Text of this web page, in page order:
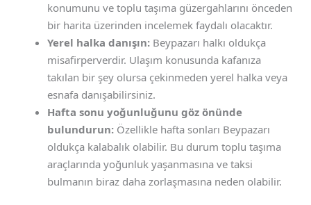
konumunu ve toplu taşıma güzergahlarını önceden
bir harita üzerinden incelemek faydalı olacaktır.
Yerel halka danışın: Beypazarı halkı oldukça
misafirperverdir. Ulaşım konusunda kafanıza
takılan bir şey olursa çekinmeden yerel halka veya
esnafa danışabilirsiniz.
Hafta sonu yoğunluğunu göz önünde
bulundurun: Özellikle hafta sonları Beypazarı
oldukça kalabalık olabilir. Bu durum toplu taşıma
araçlarında yoğunluk yaşanmasına ve taksi
bulmanın biraz daha zorlaşmasına neden olabilir.